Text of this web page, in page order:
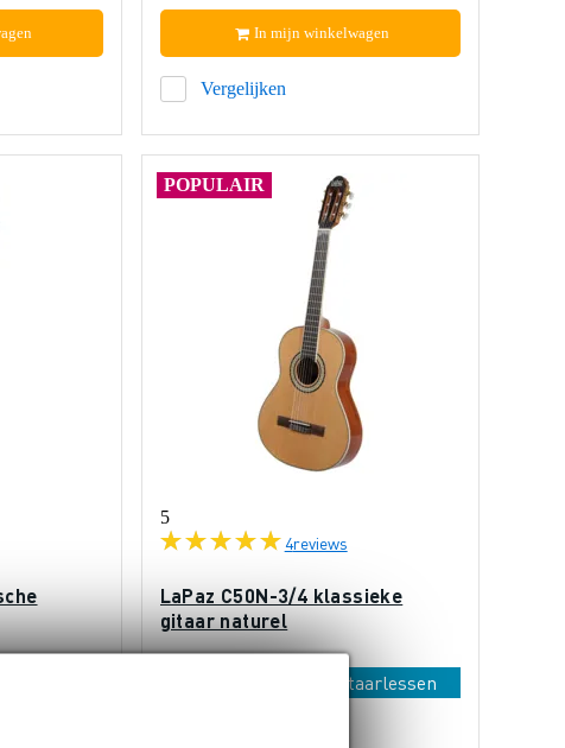
Vergelijken
In mijn winkelwagen
POPULAIR
5
4reviews
LaPaz C50N-3/4 klassieke
gitaar naturel
+ Gratis 36 online gitaarlessen